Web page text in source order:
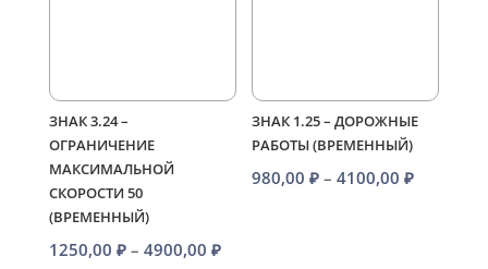
ЗНАК 3.24 –
ОГРАНИЧЕНИЕ
МАКСИМАЛЬНОЙ
СКОРОСТИ 50
(ВРЕМЕННЫЙ)
1250,00 ₽ – 4900,00 ₽Диапазон
ЗНАК 1.25 – ДОРОЖНЫЕ
РАБОТЫ (ВРЕМЕННЫЙ)
980,00₽ – 4100,00₽